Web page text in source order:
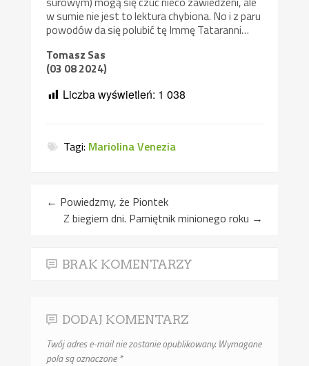
w sumie nie jest to lektura chybiona. No i z paru
powodów da się polubić tę Immę Tataranni…
Tomasz Sas
(03 08 2024)
Liczba wyświetleń: 1 038
Tagi: Mariolina Venezia
← Powiedzmy, że Piontek
Z biegiem dni. Pamiętnik minionego roku →
BRAK KOMENTARZY
DODAJ KOMENTARZ
Twój adres e-mail nie zostanie opublikowany.Wymagane
pola są oznaczone*